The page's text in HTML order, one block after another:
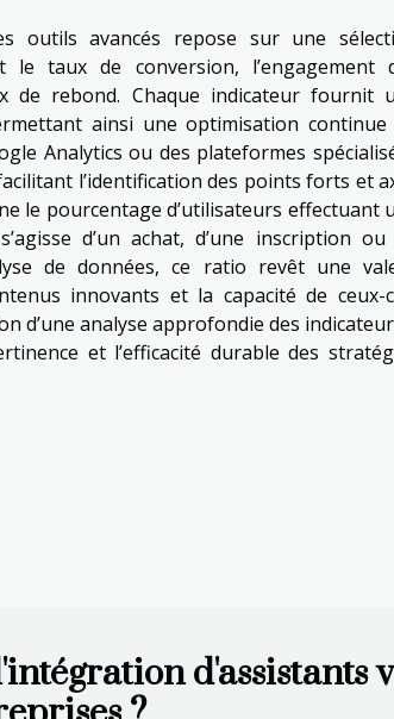
outils avancés repose sur une
taux de conversion, l’engagement
rebond. Chaque indicateur fournit
ainsi une optimisation continue
Analytics ou des plateformes
l’identification des points forts et
le pourcentage d’utilisateurs effectuant
d’un achat, d’une inscription ou
de données, ce ratio revêt une
innovants et la capacité de ceux-
d’une analyse approfondie des
et l’efficacité durable des